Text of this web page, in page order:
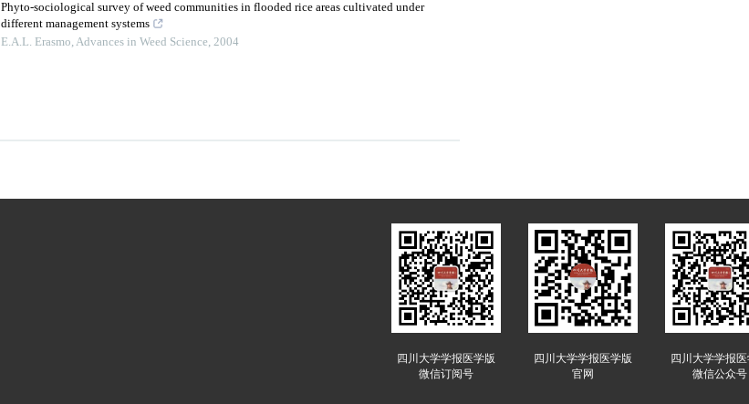
Phyto-sociological survey of weed communities in flooded rice areas cultivated under
different management systems
E.A.L. Erasmo,Advances in Weed Science, 2004
四川大学学报医学版
微信订阅号
四川大学学报医学版
官网
四川大学学报
微信公众号